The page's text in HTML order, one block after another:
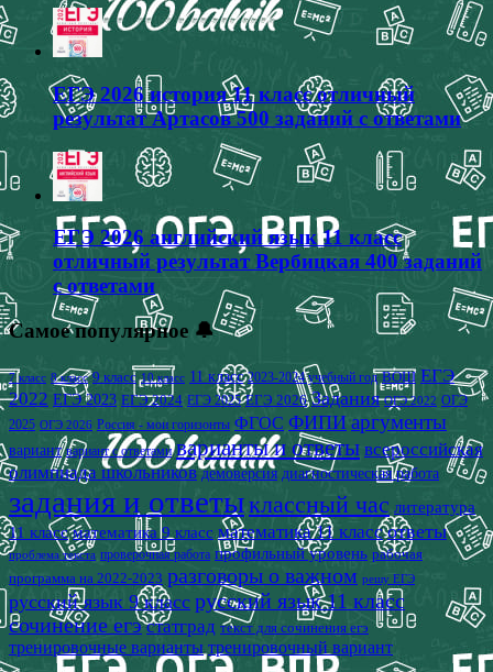
ЕГЭ 2026 история 11 класс отличный
результат Артасов 500 заданий с ответами
ЕГЭ 2026 английский язык 11 класс
отличный результат Вербицкая 400 заданий
с ответами
Самое популярное 🔔
7 класс 8 класс 9 класс 10 класс 11 класс 2023-2024 учебный год ВОШ ЕГЭ
2022 ЕГЭ 2023 ЕГЭ 2024 ЕГЭ 2025 ЕГЭ 2026 Задания ОГЭ 2022 ОГЭ
2025 ОГЭ 2026 Россия - мои горизонты ФГОС ФИПИ аргументы
вариант вариант с ответами варианты и ответы всероссийская
олимпиада школьников демоверсия диагностическая работа
задания и ответыклассный час литература
11 класс математика 9 класс математика 11 класс ответы
проблема текста проверочная работа профильный уровень рабочая
программа на 2022-2023 разговоры о важном решу ЕГЭ
русский язык 9 класс русский язык 11 класс
сочинение егэ статград текст для сочинения егэ
тренировочные варианты тренировочный вариант